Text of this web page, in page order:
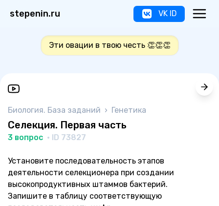
stepenin.ru VK ID
Эти овации в твою честь 👏👏👏
Биология. База заданий › Генетика
Селекция. Первая часть
3 вопрос · ID 73827
Установите последовательность этапов
деятельности селекционера при создании
высокопродуктивных штаммов бактерий.
Запишите в таблицу соответствующую